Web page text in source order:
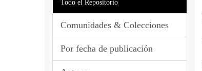
Todo el Repositorio
Comunidades & Colecciones
Por fecha de publicación